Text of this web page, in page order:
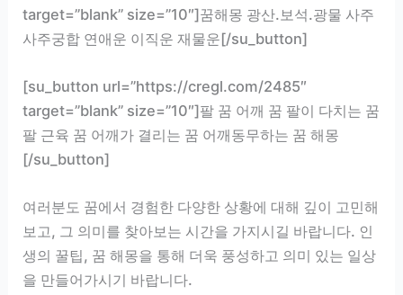
target=”blank” size=”10″]꿈해몽 광산.보석.광물 사주
사주궁합 연애운 이직운 재물운[/su_button]
[su_button url=”https://cregl.com/2485″
target=”blank” size=”10″]팔 꿈 어깨 꿈 팔이 다치는 꿈
팔 근육 꿈 어깨가 결리는 꿈 어깨동무하는 꿈 해몽
[/su_button]
여러분도 꿈에서 경험한 다양한 상황에 대해 깊이 고민해
보고, 그 의미를 찾아보는 시간을 가지시길 바랍니다. 인
생의 꿀팁, 꿈 해몽을 통해 더욱 풍성하고 의미 있는 일상
을 만들어가시기 바랍니다.